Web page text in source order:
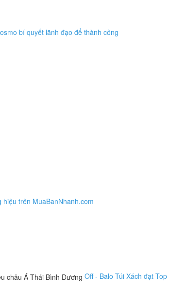
bí quyết lãnh đạo để thành công
trên MuaBanNhanh.com
Off - Balo Túi Xách đạt